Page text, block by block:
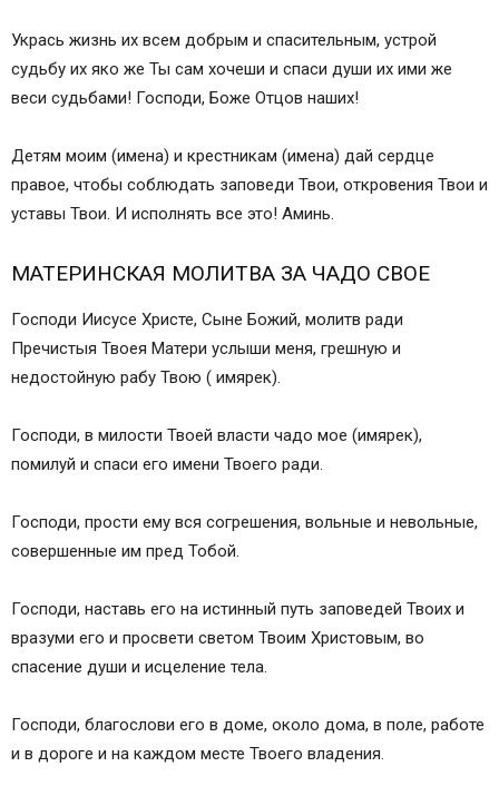
Укрась жизнь их всем добрым и спасительным, устрой
судьбу их яко же Ты сам хочеши и спаси души их ими же
веси судьбами! Господи, Боже Отцов наших!
Детям моим (имена) и крестникам (имена) дай сердце
правое, чтобы соблюдать заповеди Твои, откровения Твои и
уставы Твои. И исполнять все это! Аминь.
МАТЕРИНСКАЯ МОЛИТВА ЗА ЧАДО СВОЕ
Господи Иисусе Христе, Сыне Божий, молитв ради
Пречистыя Твоея Матери услыши меня, грешную и
недостойную рабу Твою ( имярек).
Господи, в милости Твоей власти чадо мое (имярек),
помилуй и спаси его имени Твоего ради.
Господи, прости ему вся согрешения, вольные и невольные,
совершенные им пред Тобой.
Господи, наставь его на истинный путь заповедей Твоих и
вразуми его и просвети светом Твоим Христовым, во
спасение души и исцеление тела.
Господи, благослови его в доме, около дома, в поле, работе
и в дороге и на каждом месте Твоего владения.